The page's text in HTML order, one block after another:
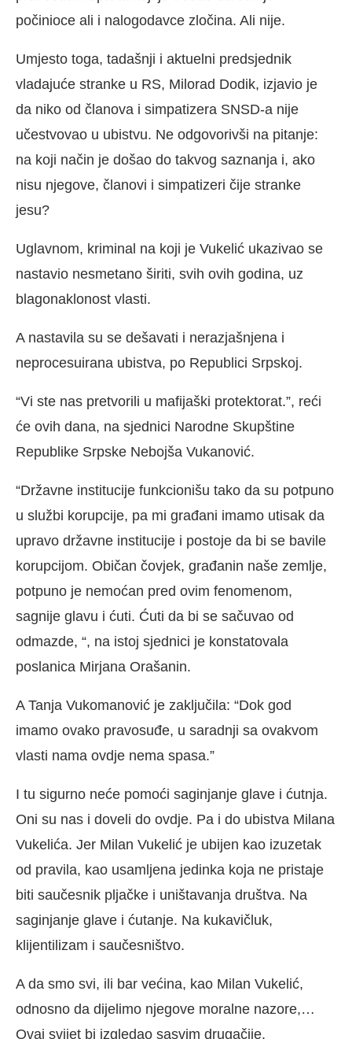
počinioce ali i nalogodavce zločina. Ali nije.
Umjesto toga, tadašnji i aktuelni predsjednik
vladajuće stranke u RS, Milorad Dodik, izjavio je
da niko od članova i simpatizera SNSD-a nije
učestvovao u ubistvu. Ne odgovorivši na pitanje:
na koji način je došao do takvog saznanja i, ako
nisu njegove, članovi i simpatizeri čije stranke
jesu?
Uglavnom, kriminal na koji je Vukelić ukazivao se
nastavio nesmetano širiti, svih ovih godina, uz
blagonaklonost vlasti.
A nastavila su se dešavati i nerazjašnjena i
neprocesuirana ubistva, po Republici Srpskoj.
“Vi ste nas pretvorili u mafijaški protektorat.”, reći
će ovih dana, na sjednici Narodne Skupštine
Republike Srpske Nebojša Vukanović.
“Državne institucije funkcionišu tako da su potpuno
u službi korupcije, pa mi građani imamo utisak da
upravo državne institucije i postoje da bi se bavile
korupcijom. Običan čovjek, građanin naše zemlje,
potpuno je nemoćan pred ovim fenomenom,
sagnije glavu i ćuti. Ćuti da bi se sačuvao od
odmazde, “, na istoj sjednici je konstatovala
poslanica Mirjana Orašanin.
A Tanja Vukomanović je zaključila: “Dok god
imamo ovako pravosuđe, u saradnji sa ovakvom
vlasti nama ovdje nema spasa.”
I tu sigurno neće pomoći saginjanje glave i ćutnja.
Oni su nas i doveli do ovdje. Pa i do ubistva Milana
Vukelića. Jer Milan Vukelić je ubijen kao izuzetak
od pravila, kao usamljena jedinka koja ne pristaje
biti saučesnik pljačke i uništavanja društva. Na
saginjanje glave i ćutanje. Na kukavičluk,
klijentilizam i saučesništvo.
A da smo svi, ili bar većina, kao Milan Vukelić,
odnosno da dijelimo njegove moralne nazore,…
Ovaj svijet bi izgledao sasvim drugačije.